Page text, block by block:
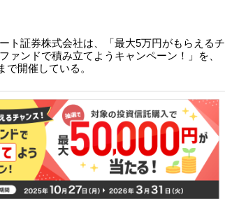
ト証券株式会社は、「最大5万円がもらえるチ
ァンドで積み立てようキャンペーン！」を、
で開催している。